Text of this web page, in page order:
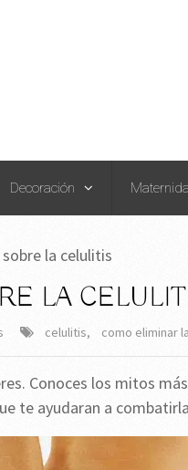
Decoración
la celulitis
LA
celulitis, como eliminar
Conoces los mitos
te ayudaran a